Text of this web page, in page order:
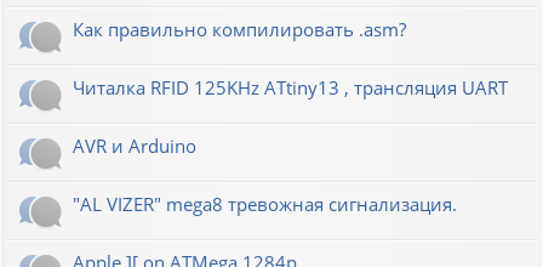
Как правильно компилировать .asm?
Читалка RFID 125KHz ATtiny13 , трансляция UART
AVR и Arduino
"AL VIZER" mega8 тревожная сигнализация.